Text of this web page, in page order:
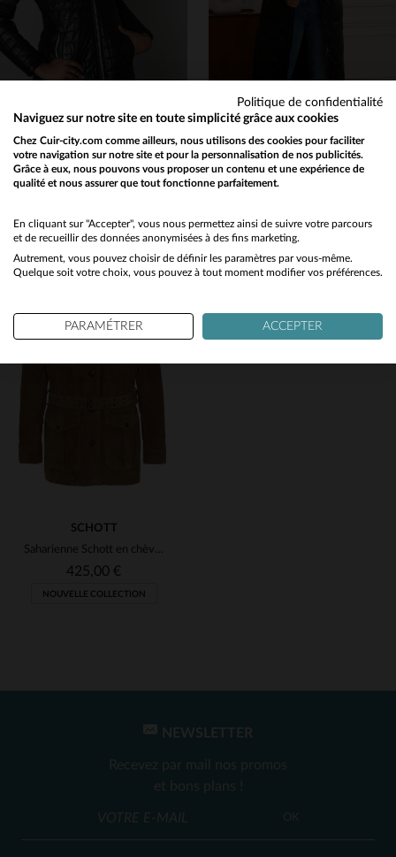
OAKWOOD
Blouson Oakwood en cuir de mouton, chaud et cintré pour l'hiver.
475,00 €
OAKWOOD
Blouson Oakwood en cuir de mouton noir, indémodable et polyvalent.
599,00 €
TAILLES DISPONIBLES
L
SCHOTT
Saharienne Schott en chèvre velours caramel, chic et intemporelle.
425,00 €
NOUVELLE COLLECTION
NEWSLETTER
Recevez par mail nos promos
et bons plans !
OK
Would you like to be redirected to our English site?
No
Yes
Politique de confidentialité
Naviguez sur notre site en toute simplicité grâce aux cookies
Chez Cuir-city.com comme ailleurs, nous utilisons des cookies pour faciliter
votre navigation sur notre site et pour la personnalisation de nos publicités.
Grâce à eux, nous pouvons vous proposer un contenu et une expérience de
qualité et nous assurer que tout fonctionne parfaitement.
En cliquant sur "Accepter", vous nous permettez ainsi de suivre votre parcours
et de recueillir des données anonymisées à des fins marketing.
Autrement, vous pouvez choisir de définir les paramètres par vous-même.
Quelque soit votre choix, vous pouvez à tout moment modifier vos préférences.
PARAMÉTRER ACCEPTER